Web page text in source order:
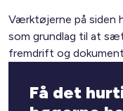
Få det
Værktøjerne på siden
som grundlag til at
fremdrift og